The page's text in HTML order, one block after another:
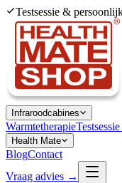
Testsessie &
Infraroodcabines
Warmtetherapie
Health Mate
BlogContact
Vraag advies →